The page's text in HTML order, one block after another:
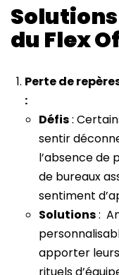
du Flex
Perte de
:
Défis:
sentir
l’absence de
de bureaux
sentiment
Solutions:
apporter
rituels